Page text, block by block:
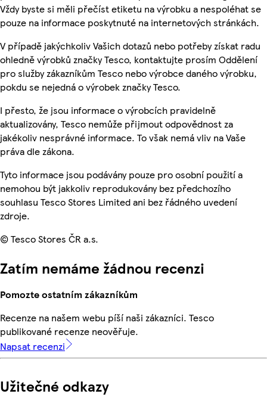
Vždy byste si měli přečíst etiketu na výrobku a nespoléhat se
pouze na informace poskytnuté na internetových stránkách.
V případě jakýchkoliv Vašich dotazů nebo potřeby získat radu
ohledně výrobků značky Tesco, kontaktujte prosím Oddělení
pro služby zákazníkům Tesco nebo výrobce daného výrobku,
pokdu se nejedná o výrobek značky Tesco.
I přesto, že jsou informace o výrobcích pravidelně
aktualizovány, Tesco nemůže přijmout odpovědnost za
jakékoliv nesprávné informace. To však nemá vliv na Vaše
práva dle zákona.
Tyto informace jsou podávány pouze pro osobní použití a
nemohou být jakkoliv reprodukovány bez předchozího
souhlasu Tesco Stores Limited ani bez řádného uvedení
zdroje.
© Tesco Stores ČR a.s.
Zatím nemáme žádnou recenzi
Pomozte ostatním zákazníkům
Recenze na našem webu píší naši zákazníci. Tesco
publikované recenze neověřuje.
Napsat recenzi
Užitečné odkazy